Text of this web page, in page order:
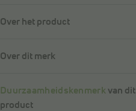
Over het product
Over dit merk
Duurzaamheidskenmerk van dit
product